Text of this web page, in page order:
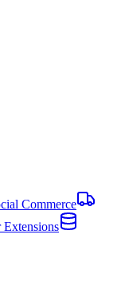
Commerce